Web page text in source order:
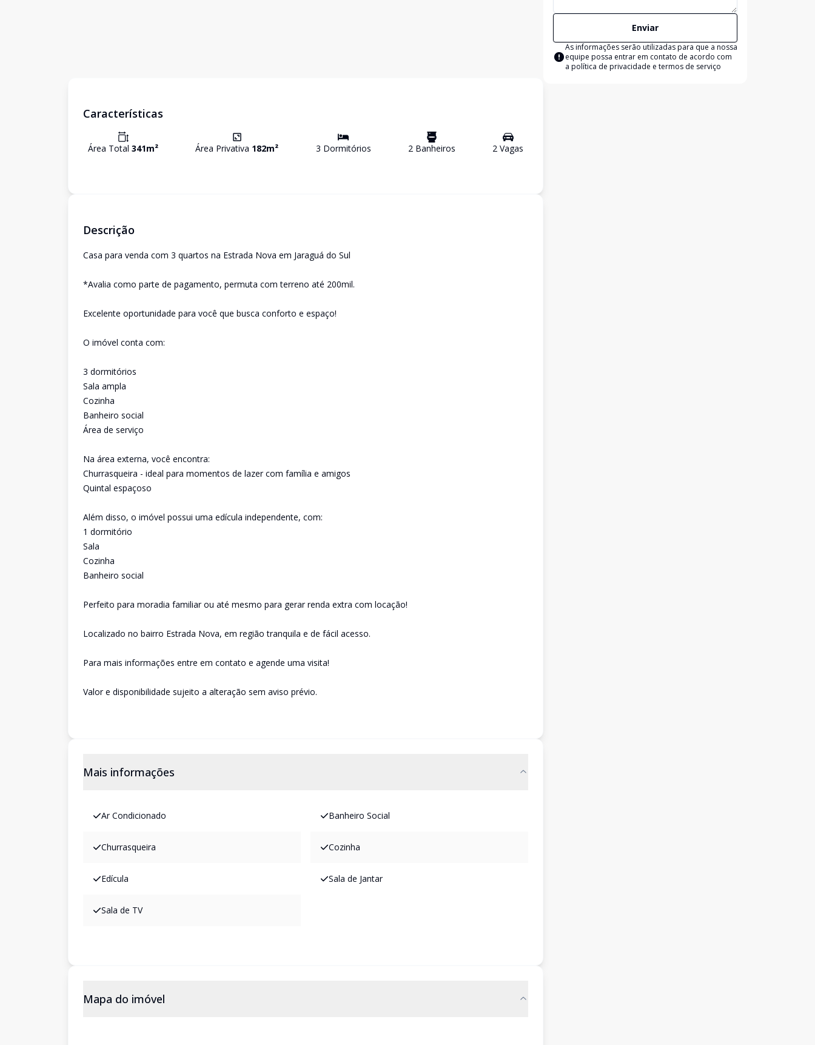
Características
Área Total 341m² Área Privativa 182m² 3 Dormitórios 2Banheiros 2 Vagas
Descrição
Casa para venda com 3 quartos na Estrada Nova em Jaraguá do Sul
*Avalia como parte de pagamento, permuta com terreno até 200mil.
Excelente oportunidade para você que busca conforto e espaço!
O imóvel conta com:
3 dormitórios
Sala ampla
Cozinha
Banheiro social
Área de serviço
Na área externa, você encontra:
Churrasqueira - ideal para momentos de lazer com família e amigos
Quintal espaçoso
Além disso, o imóvel possui uma edícula independente, com:
1 dormitório
Sala
Cozinha
Banheiro social
Perfeito para moradia familiar ou até mesmo para gerar renda extra com locação!
Localizado no bairro Estrada Nova, em região tranquila e de fácil acesso.
Para mais informações entre em contato e agende uma visita!
Valor e disponibilidade sujeito a alteração sem aviso prévio.
Mais informações
Ar Condicionado Banheiro Social
Churrasqueira Cozinha
Edícula Sala de Jantar
Sala de TV
Mapa do imóvel
Enviar
As informações serão utilizadas para que a nossa
equipe possa entrar em contato de acordo com
a política de privacidade e termos de serviço